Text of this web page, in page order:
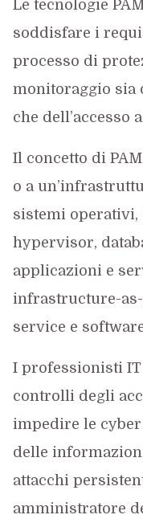
Le tecnologie
soddisfare i
processo di
monitoraggio sia
che dell’accesso
Il concetto di
o a
sistemi
hypervisor,
applicazioni e
infrastructure-
service e
I professionisti
controlli degli
impedire le
delle
attacchi
amministratore